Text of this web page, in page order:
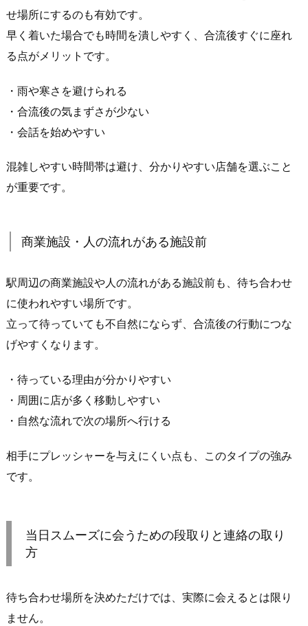
せ
後
の
動
を
想
し
や
な
3.
馬
県
前
市
で
実
に
使
や
す
ち
合
せ場所にするのも有効です。
早く着いた場合でも時間を潰しやすく、合流後すぐに座れ
る点がメリットです。
・雨や寒さを避けられる
・合流後の気まずさが少ない
・会話を始めやすい
混雑しやすい時間帯は避け、分かりやすい店舗を選ぶこと
が重要です。
商業施設・人の流れがある施設前
駅周辺の商業施設や人の流れがある施設前も、待ち合わせ
に使われやすい場所です。
立って待っていても不自然にならず、合流後の行動につな
げやすくなります。
・待っている理由が分かりやすい
・周囲に店が多く移動しやすい
・自然な流れで次の場所へ行ける
相手にプレッシャーを与えにくい点も、このタイプの強み
です。
当日スムーズに会うための段取りと連絡の取り
方
待ち合わせ場所を決めただけでは、実際に会えるとは限り
ません。